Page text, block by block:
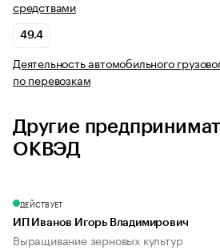
средствами
49.4
Деятельность автомобильного
по перевозкам
Другие
ОКВЭД
ДЕЙСТВУЕТ
ИП Иванов Игорь Владимирович
Выращивание зерновых культур